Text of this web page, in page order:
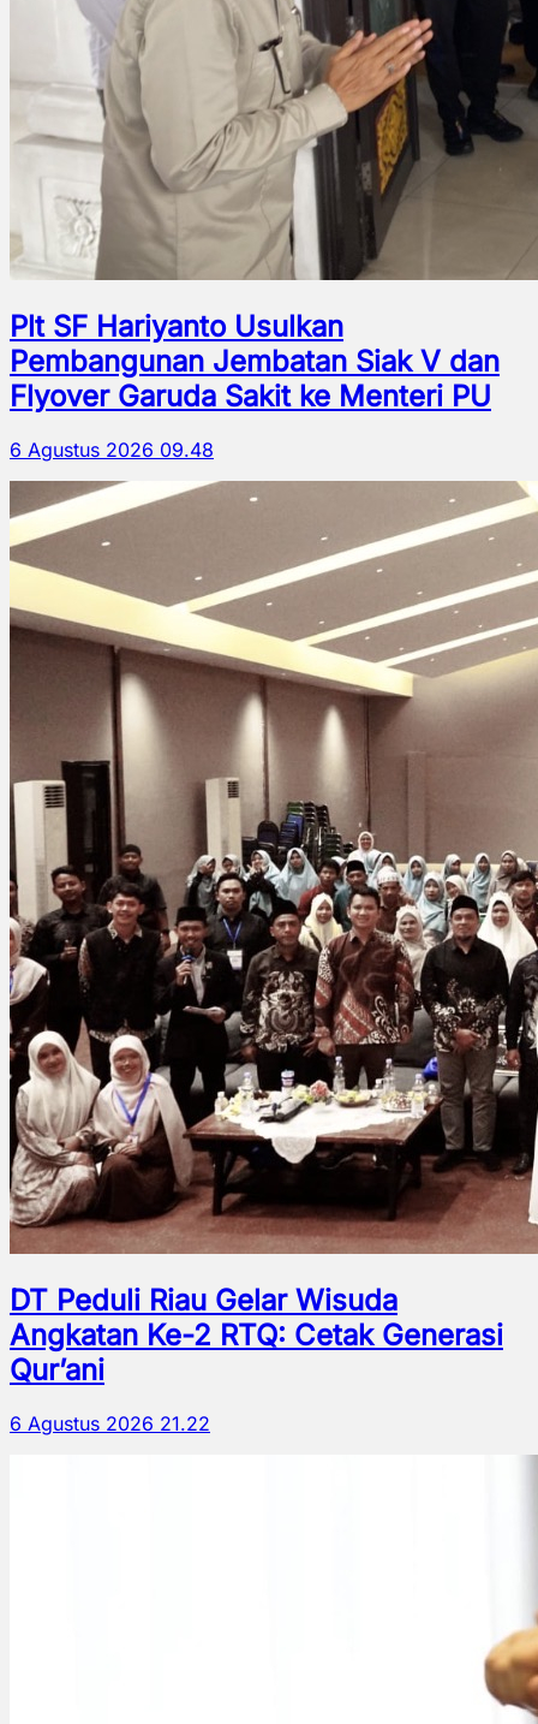
Plt SF Hariyanto Usulkan
Pembangunan Jembatan Siak V dan
Flyover Garuda Sakit ke Menteri PU
6 Agustus 2026 09.48
DT Peduli Riau Gelar Wisuda
Angkatan Ke-2 RTQ: Cetak Generasi
Qur’ani
6 Agustus 2026 21.22